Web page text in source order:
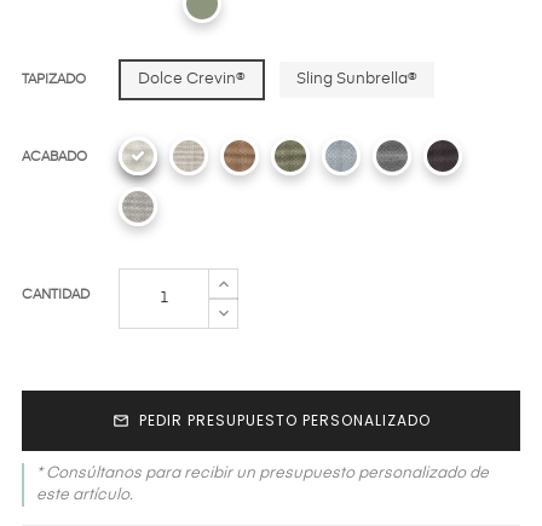
TAPIZADO Dolce Crevin® Sling Sunbrella®
ACABADO
CANTIDAD
 PEDIR PRESUPUESTO PERSONALIZADO
* Consúltanos para recibir un presupuesto personalizado de
este artículo.